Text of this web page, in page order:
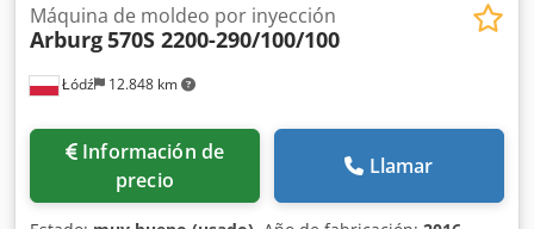
Łódź 12.848 km
Máquina de moldeo por inyección
Arburg570S 2200-290/100/100
Información de
precio
Llamar